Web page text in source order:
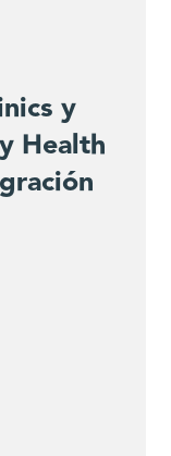
y
Health